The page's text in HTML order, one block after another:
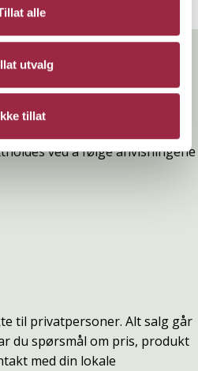
alle
utvalg
tillat
dokumentert, godkjent og
for brann (D-s2,d0) ved
ved å følge anvisningene
til privatpersoner. Alt salg går
du spørsmål om pris, produkt
med din lokale